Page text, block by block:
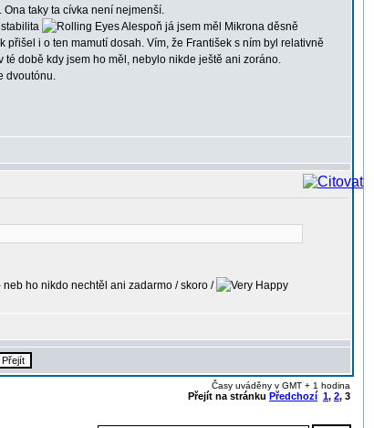
taky ta cívka není nejmenší.
Alespoň já jsem měl Mikrona děsně
i o ten mamutí dosah. Vím, že František s ním byl relativně
době kdy jsem ho měl, nebylo nikde ještě ani zoráno.
dvoutónu.
ho nikdo nechtěl ani zadarmo / skoro /
Časy uváděny v GMT + 1 hodina
Přejít na stránku Předchozí 1, 2, 3